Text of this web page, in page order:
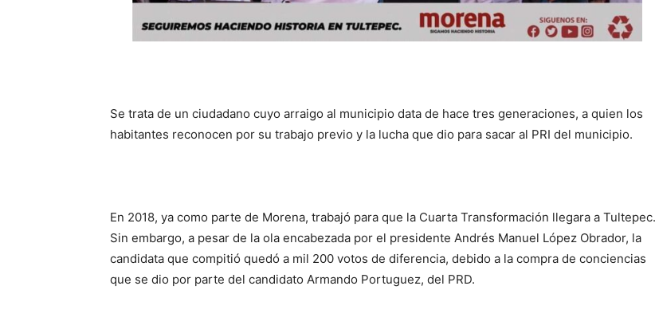
Se trata de un ciudadano cuyo arraigo al municipio data de hace tres generaciones, a quien los
habitantes reconocen por su trabajo previo y la lucha que dio para sacar al PRI del municipio.
En 2018, ya como parte de Morena, trabajó para que la Cuarta Transformación llegara a Tultepec.
Sin embargo, a pesar de la ola encabezada por el presidente Andrés Manuel López Obrador, la
candidata que compitió quedó a mil 200 votos de diferencia, debido a la compra de conciencias
que se dio por parte del candidato Armando Portuguez, del PRD.